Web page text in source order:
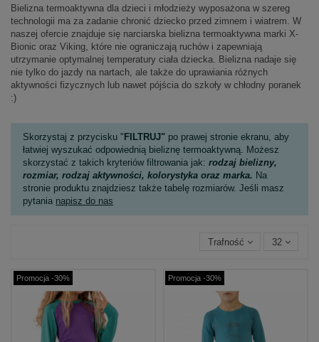
Bielizna termoaktywna dla dzieci i młodzieży wyposażona w szereg
technologii ma za zadanie chronić dziecko przed zimnem i wiatrem. W
naszej ofercie znajduje się narciarska bielizna termoaktywna marki X-
Bionic oraz Viking, które nie ograniczają ruchów i zapewniają
utrzymanie optymalnej temperatury ciała dziecka. Bielizna nadaje się
nie tylko do jazdy na nartach, ale także do uprawiania różnych
aktywności fizycznych lub nawet pójścia do szkoły w chłodny poranek
:)
Skorzystaj z przycisku " FILTRUJ" po prawej stronie ekranu, aby
łatwiej wyszukać odpowiednią bieliznę termoaktywną. Możesz
skorzystać z takich kryteriów filtrowania jak:rodzaj bielizny,
rozmiar, rodzaj aktywności, kolorystykaoraz marka. Na
stronie produktu znajdziesz także tabelę rozmiarów. Jeśli masz
pytania napisz do nas
Trafność 32
Promocja -30% Promocja -30%